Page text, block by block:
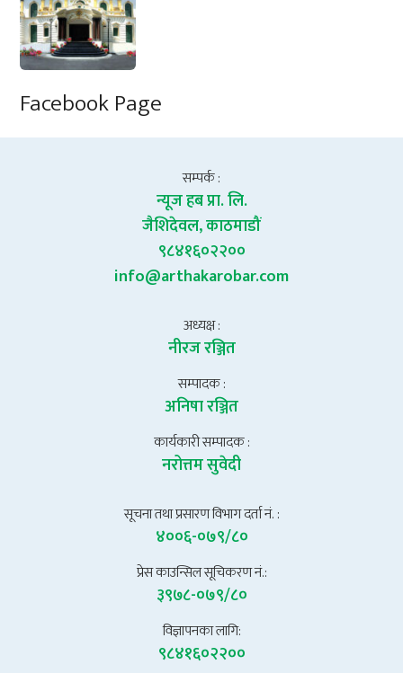
Facebook Page
सम्पर्क :
न्यूज हब प्रा. लि.
जैशिदेवल, काठमाडौं
९८४१६०२२००
info@arthakarobar.com
अध्यक्ष :
नीरज रञ्जित
सम्पादक :
अनिषा रञ्जित
कार्यकारी सम्पादक :
नरोत्तम सुवेदी
सूचना तथा प्रसारण विभाग दर्ता नं. :
४००६-०७९/८०
प्रेस काउन्सिल सूचिकरण नं.:
३९७८-०७९/८०
विज्ञापनका लागि:
९८४१६०२२००